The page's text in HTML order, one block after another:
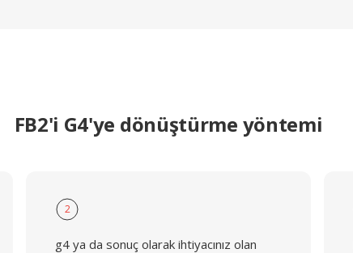
FB2'i G4'ye dönüştürme yöntemi
2
g4 ya da sonuç olarak ihtiyacınız olan